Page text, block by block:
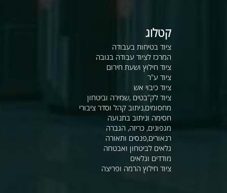
קטלוג
ציוד בטיחות בעבודה
המרכז לציוד עבודה בגובה
ציוד חילוץ ושעת חירום
ציוד ע"ר
ציוד כיבוי אש
ציוד לק"בטים ,שמירה וביטחון
מחסומים,ניתוב קהל וסדר ציבורי
חסימה וניתוב בתנועה
מגפונים, כריזה, הגברה
רנאורים,פנסים ותאורה
גלאים לביטחון ואבטחה
מודדים וגלאים
ציוד חילוץ הרמה ופריצה